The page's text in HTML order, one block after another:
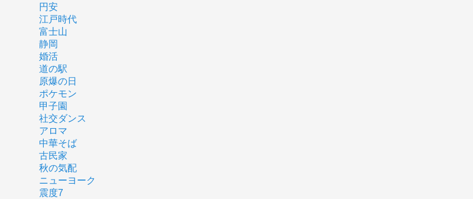
円安
江戸時代
富士山
静岡
婚活
道の駅
原爆の日
ポケモン
甲子園
社交ダンス
アロマ
中華そば
古民家
秋の気配
ニューヨーク
震度7